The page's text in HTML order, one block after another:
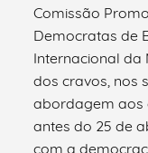
Comissão
Democratas de
Internacional da
dos cravos, nos
abordagem aos
antes do 25 de
com a